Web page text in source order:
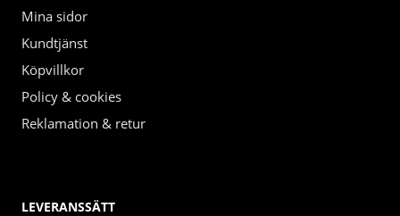
Mina sidor
Kundtjänst
Köpvillkor
Policy & cookies
Reklamation & retur
LEVERANSSÄTT